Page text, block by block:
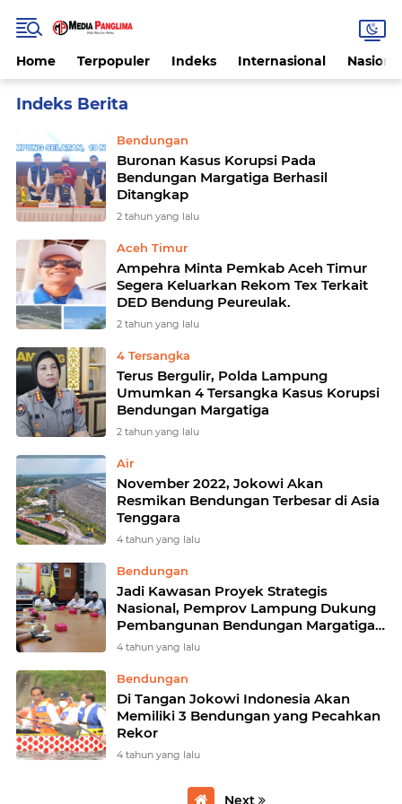
Home Terpopuler Indeks Internasional
Bendungan
Buronan Kasus Korupsi Pada
Bendungan Margatiga Berhasil
Ditangkap
2 tahun yang lalu
Aceh Timur
Ampehra Minta Pemkab Aceh Timur
Segera Keluarkan Rekom Tex Terkait
DED Bendung Peureulak.
2 tahun yang lalu
4 Tersangka
Terus Bergulir, Polda Lampung
Umumkan 4 Tersangka Kasus Korupsi
Bendungan Margatiga
2 tahun yang lalu
Air
November 2022, Jokowi Akan
Resmikan Bendungan Terbesar di Asia
Tenggara
4 tahun yang lalu
Bendungan
Jadi Kawasan Proyek Strategis
Nasional, Pemprov Lampung Dukung
Pembangunan Bendungan Margatiga
Lampung Timur
4 tahun yang lalu
Bendungan
Di Tangan Jokowi Indonesia Akan
Memiliki 3 Bendungan yang Pecahkan
Rekor
4 tahun yang lalu
Next